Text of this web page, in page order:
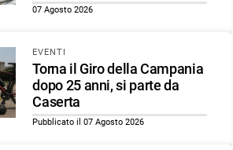
07 Agosto 2026
EVENTI
Torna il Giro della Campania
dopo 25 anni, si parte da
Caserta
Pubblicato il 07 Agosto 2026